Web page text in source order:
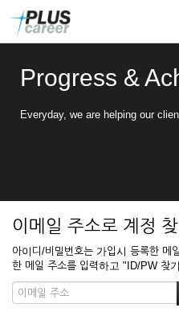
Progress &
Everyday, we are helping our
이메일 주소로 계정 찾
아이디/비밀번호는 가입시 등록한 메
한 메일 주소를 입력하고 "ID/PW 찾